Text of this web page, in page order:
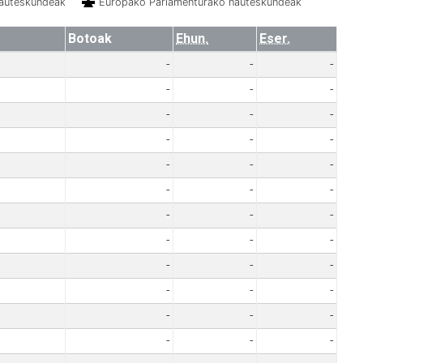
Botoak Ehun.
Eser.
- -
-
- -
-
- -
-
- -
-
- -
-
- -
-
- -
-
- -
-
- -
-
- -
-
- -
-
- -
-